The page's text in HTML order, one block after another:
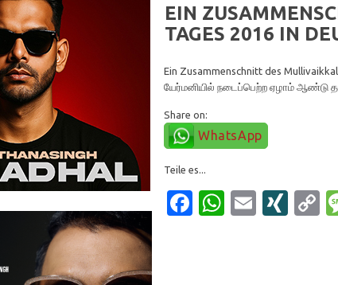
sich zu Anschlag an Sri Lankas Ostküste
EIN
TAGES 2016 IN
Ein Zusammenschnitt des
யேர்மனியில் நடைப்பெற்ற ஏழாம் ஆண்டு
Share on:
WhatsApp
Teile es...
Facebook
Email